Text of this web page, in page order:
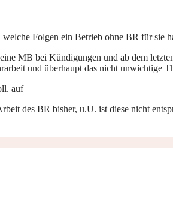
Folgen ein Betrieb ohne BR für sie
MB bei Kündigungen und ab dem
und überhaupt das nicht unwichtige
auf
des BR bisher, u.U. ist diese nicht